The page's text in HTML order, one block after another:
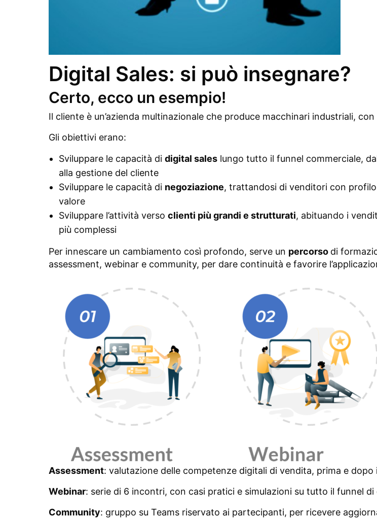
Digital Sales: si può insegnare?
Certo, ecco un esempio!
Il cliente è un’azienda multinazionale che produce macchinari industriali,
Gli obiettivi erano:
Sviluppare le capacità di digital sales lungo tutto il funnel commerciale,
alla gestione del cliente
Sviluppare le capacità di negoziazione, trattandosi di venditori con
valore
Sviluppare l’attività verso clienti più grandi e strutturati, abituando i
più complessi
Per innescare un cambiamento così profondo, serve un percorso di
assessment, webinar e community, per dare continuità e favorire
Assessment: valutazione delle competenze digitali di vendita, prima e
Webinar: serie di 6 incontri, con casi pratici e simulazioni su tutto il funnel
Community: gruppo su Teams riservato ai partecipanti, per ricevere